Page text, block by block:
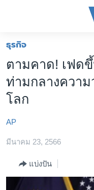
ต่อ
ไป
เนื้อหา
หลัก
ไป
หลัก
หน้าหลัก
โลก
เอเชีย
ไทย
ธุรกิจ
วิทยาศาสตร์
สังคมและสุขภาพ
ธุรกิจ
ตามคาด! เฟด
ท่ามกลางความ
โลก
AP
มีนาคม 23, 2566
แบ่งปัน